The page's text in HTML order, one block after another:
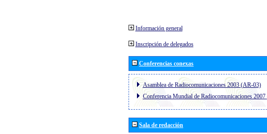
Información general
Inscripción de delegados
Conferencias conexas
Asamblea de Radiocomunicaciones 2003 (AR-03)
Conferencia Mundial de Radiocomunicaciones
Sala de redacción